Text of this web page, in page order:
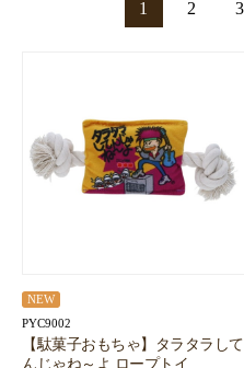
1 2 3
NEW
PYC9002
【駄菓子おもちゃ】タラタラして
んじゃね～よ ロープトイ